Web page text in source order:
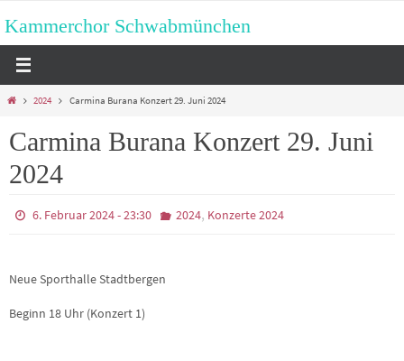
Inhalt
Kammerchor Schwabmünchen
Start2024 Carmina Burana Konzert 29. Juni 2024
Carmina Burana Konzert 29. Juni
2024
6. Februar 2024 - 23:30 2024, Konzerte 2024
Neue Sporthalle Stadtbergen
Beginn 18 Uhr (Konzert 1)